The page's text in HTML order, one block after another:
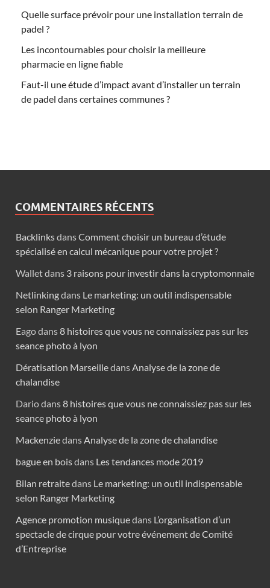
Quelle surface prévoir pour une installation terrain de
padel ?
Les incontournables pour choisir la meilleure
pharmacie en ligne fiable
Faut-il une étude d’impact avant d’installer un terrain
de padel dans certaines communes ?
COMMENTAIRES RÉCENTS
BacklinksdansComment choisir un bureau d’étude
spécialisé en calcul mécanique pour votre projet ?
Walletdans 3 raisons pour investir dans la cryptomonnaie
Netlinkingdans Le marketing: un outil indispensable
selon Ranger Marketing
Eagodans8 histoires que vous ne connaissiez pas sur les
seance photo à lyon
Dératisation Marseilledans Analyse de la zone de
chalandise
Dariodans8 histoires que vous ne connaissiez pas sur les
seance photo à lyon
Mackenziedans Analyse de la zone de chalandise
bague en boisdans Les tendances mode 2019
Bilan retraitedans Le marketing: un outil indispensable
selon Ranger Marketing
Agence promotion musiquedans L’organisation d’un
spectacle de cirque pour votre événement de Comité
d’Entreprise